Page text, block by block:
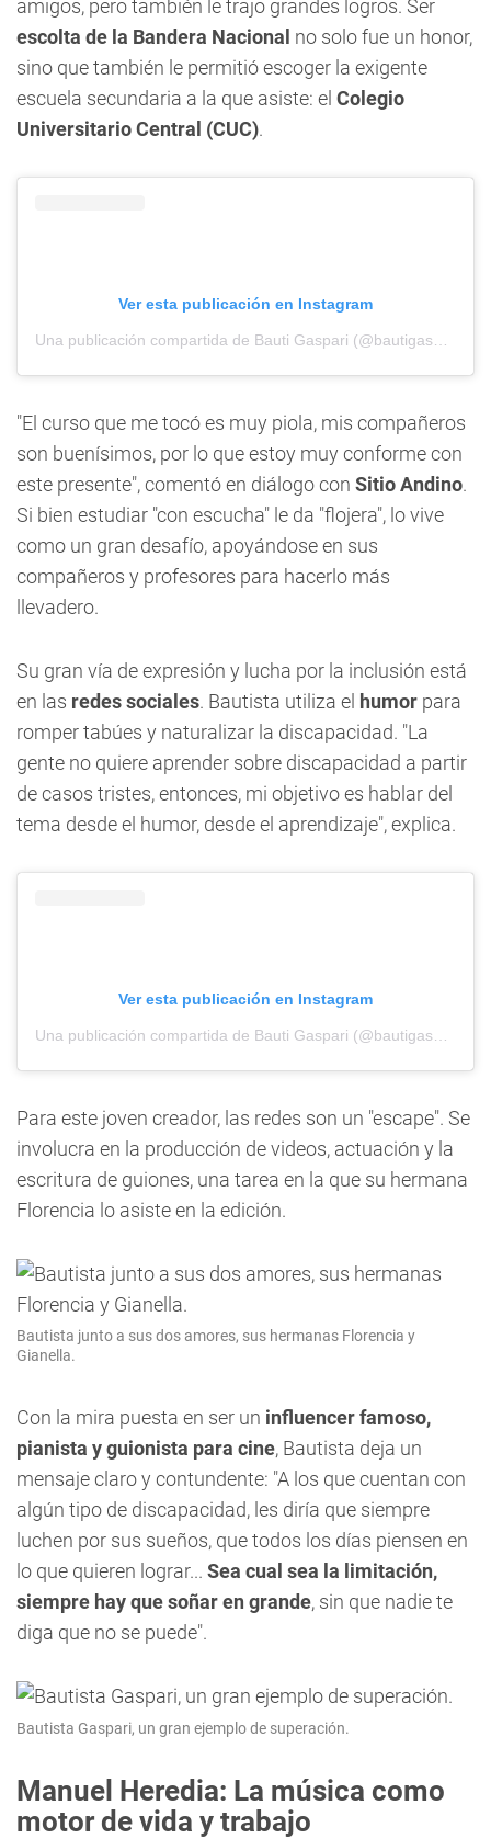
amigos, pero también le trajo grandes logros. Ser
escolta de la Bandera Nacional no solo fue un honor,
sino que también le permitió escoger la exigente
escuela secundaria a la que asiste: el Colegio
Universitario Central (CUC).
Ver esta publicación en Instagram
"El curso que me tocó es muy piola, mis compañeros
son buenísimos, por lo que estoy muy conforme con
este presente", comentó en diálogo con Sitio Andino.
Si bien estudiar "con escucha" le da "flojera", lo vive
como un gran desafío, apoyándose en sus
compañeros y profesores para hacerlo más
llevadero.
Su gran vía de expresión y lucha por la inclusión está
en las redes sociales. Bautista utiliza el humor para
romper tabúes y naturalizar la discapacidad. "La
gente no quiere aprender sobre discapacidad a partir
de casos tristes, entonces, mi objetivo es hablar del
tema desde el humor, desde el aprendizaje", explica.
Ver esta publicación en Instagram
Para este joven creador, las redes son un "escape". Se
involucra en la producción de videos, actuación y la
escritura de guiones, una tarea en la que su hermana
Florencia lo asiste en la edición.
Bautista junto a sus dos amores, sus hermanas Florencia y
Gianella.
Con la mira puesta en ser un influencer famoso,
pianista y guionista para cine, Bautista deja un
mensaje claro y contundente: "A los que cuentan con
algún tipo de discapacidad, les diría que siempre
luchen por sus sueños, que todos los días piensen en
lo que quieren lograr... Sea cual sea la limitación,
siempre hay que soñar en grande, sin que nadie te
diga que no se puede".
Bautista Gaspari, un gran ejemplo de superación.
Manuel Heredia: La música como
motor de vida y trabajo